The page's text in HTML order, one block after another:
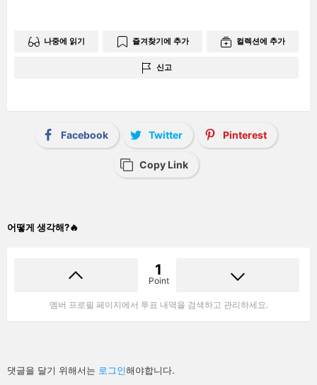
나중에 읽기 즐겨찾기에 추가 컬렉션에 추가
신고
Facebook Twitter Pinterest
Copy Link
어떻게 생각해?🔥
1
Point
멤버 프로필 페이지에서 투표 내역을 검색하고 관리하세요.
답
글
댓글을 달기 위해서는 로그인해야합니다.